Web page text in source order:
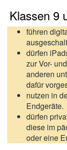
Klassen 9
führen
dürfen
zur Vor-
anderen
dafür
nutzen in
Endgeräte.
dürfen
diese im
oder eine